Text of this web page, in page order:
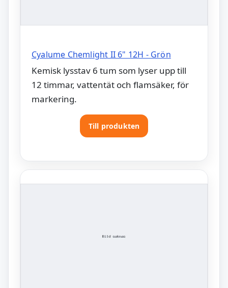
Cyalume Chemlight II 6" 12H - Grön
Kemisk lysstav 6 tum som lyser upp till
12 timmar, vattentät och flamsäker, för
markering.
Till produkten